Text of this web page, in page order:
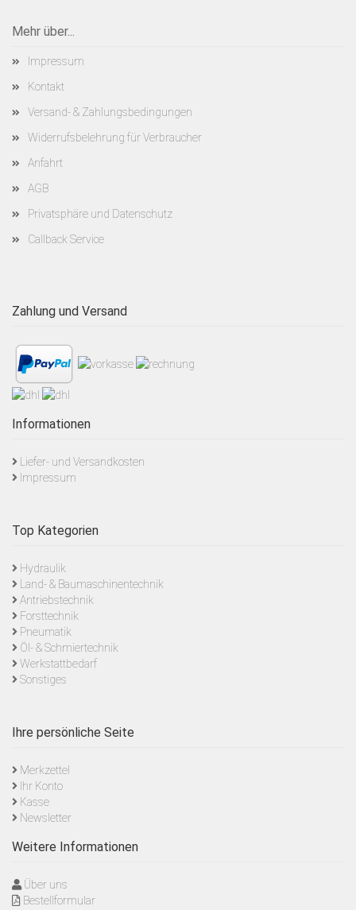
Mehr über...
Impressum
Kontakt
Versand- & Zahlungsbedingungen
Widerrufsbelehrung für Verbraucher
Anfahrt
AGB
Privatsphäre und Datenschutz
Callback Service
Zahlung und Versand
Informationen
Liefer- und Versandkosten
Impressum
Top Kategorien
Hydraulik
Land- & Baumaschinentechnik
Antriebstechnik
Forsttechnik
Pneumatik
Öl- & Schmiertechnik
Werkstattbedarf
Sonstiges
Ihre persönliche Seite
Merkzettel
Ihr Konto
Kasse
Newsletter
Weitere Informationen
Über uns
Bestellformular